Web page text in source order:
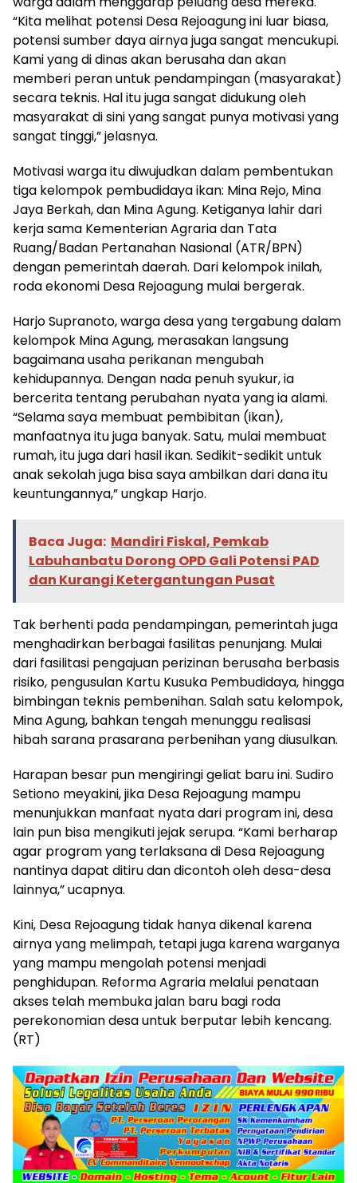
“Kita melihat potensi Desa Rejoagung ini luar biasa,
potensi sumber daya airnya juga sangat mencukupi.
Kami yang di dinas akan berusaha dan akan
memberi peran untuk pendampingan (masyarakat)
secara teknis. Hal itu juga sangat didukung oleh
masyarakat di sini yang sangat punya motivasi yang
sangat tinggi,” jelasnya.
Motivasi warga itu diwujudkan dalam pembentukan
tiga kelompok pembudidaya ikan: Mina Rejo, Mina
Jaya Berkah, dan Mina Agung. Ketiganya lahir dari
kerja sama Kementerian Agraria dan Tata
Ruang/Badan Pertanahan Nasional (ATR/BPN)
dengan pemerintah daerah. Dari kelompok inilah,
roda ekonomi Desa Rejoagung mulai bergerak.
Harjo Supranoto, warga desa yang tergabung dalam
kelompok Mina Agung, merasakan langsung
bagaimana usaha perikanan mengubah
kehidupannya. Dengan nada penuh syukur, ia
bercerita tentang perubahan nyata yang ia alami.
“Selama saya membuat pembibitan (ikan),
manfaatnya itu juga banyak. Satu, mulai membuat
rumah, itu juga dari hasil ikan. Sedikit-sedikit untuk
anak sekolah juga bisa saya ambilkan dari dana itu
keuntungannya,” ungkap Harjo.
Baca Juga: Mandiri Fiskal, Pemkab
Labuhanbatu Dorong OPD Gali Potensi PAD
dan Kurangi Ketergantungan Pusat
Tak berhenti pada pendampingan, pemerintah juga
menghadirkan berbagai fasilitas penunjang. Mulai
dari fasilitasi pengajuan perizinan berusaha berbasis
risiko, pengusulan Kartu Kusuka Pembudidaya, hingga
bimbingan teknis pembenihan. Salah satu kelompok,
Mina Agung, bahkan tengah menunggu realisasi
hibah sarana prasarana perbenihan yang diusulkan.
Harapan besar pun mengiringi geliat baru ini. Sudiro
Setiono meyakini, jika Desa Rejoagung mampu
menunjukkan manfaat nyata dari program ini, desa
lain pun bisa mengikuti jejak serupa. “Kami berharap
agar program yang terlaksana di Desa Rejoagung
nantinya dapat ditiru dan dicontoh oleh desa-desa
lainnya,” ucapnya.
Kini, Desa Rejoagung tidak hanya dikenal karena
airnya yang melimpah, tetapi juga karena warganya
yang mampu mengolah potensi menjadi
penghidupan. Reforma Agraria melalui penataan
akses telah membuka jalan baru bagi roda
perekonomian desa untuk berputar lebih kencang.
(RT)